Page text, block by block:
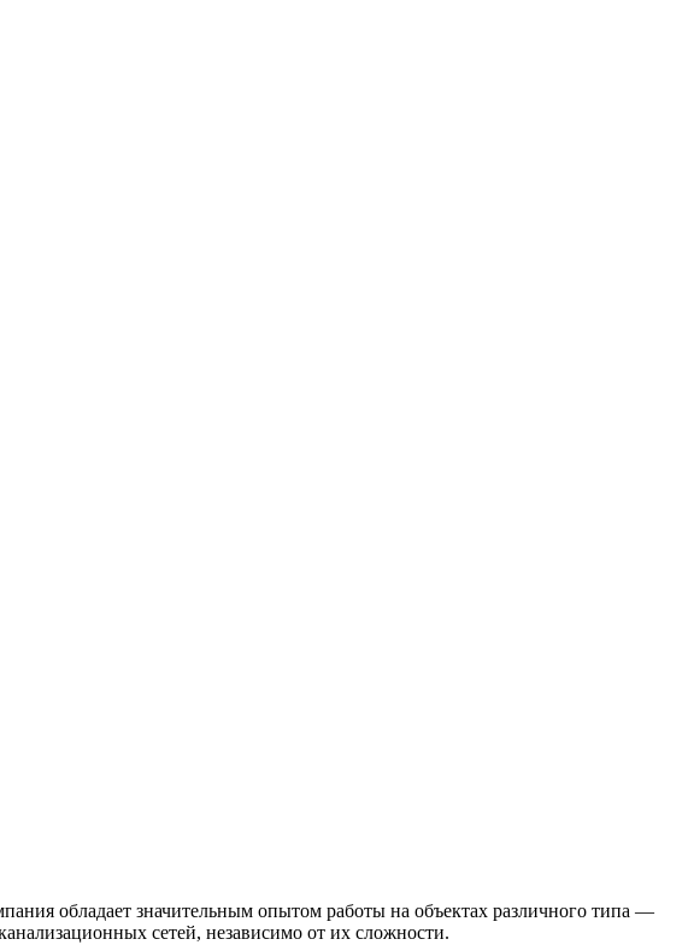
обладает значительным опытом работы на объектах различного типа —
сетей, независимо от их сложности.